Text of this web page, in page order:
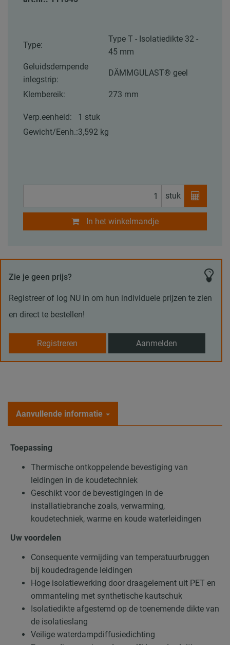
Type:
Type T - Isolatiedikte 32 -
45 mm
Geluidsdempende
inlegstrip:
DÄMMGULAST® geel
Klembereik: 273 mm
Verp.eenheid:
1 stuk
Gewicht/Eenh.:3,592 kg
stuk
In het winkelmandje
Zie je geen prijs?
Registreer of log NU in om hun individuele prijzen te zien
en direct te bestellen!
Registreren Aanmelden
Aanvullende informatie
Toepassing
Thermische ontkoppelende bevestiging van
leidingen in de koudetechniek
Geschikt voor de bevestigingen in de
installatiebranche zoals, verwarming,
koudetechniek, warme en koude waterleidingen
Uw voordelen
Consequente vermijding van temperatuurbruggen
bij koudedragende leidingen
Hoge isolatiewerking door draagelement uit PET en
ommanteling met synthetische kautschuk
Isolatiedikte afgestemd op de toenemende dikte van
de isolatieslang
Veilige waterdampdiffusiedichting